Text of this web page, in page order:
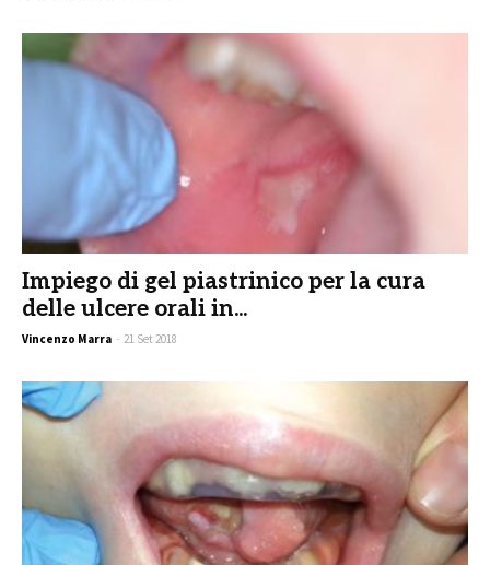
Impiego di gel piastrinico per la cura
delle ulcere orali in...
Vincenzo Marra - 21 Set 2018